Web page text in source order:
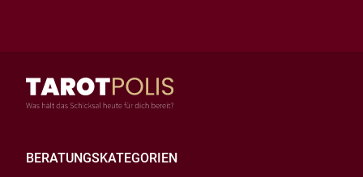
BERATUNGSKATEGORIEN